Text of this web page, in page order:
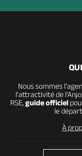
Nous sommes
l’attractivité de
RSE, guide officiel
le
À